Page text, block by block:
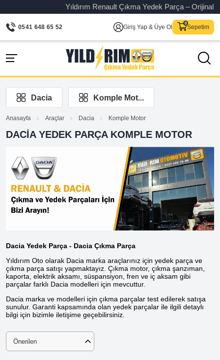
Yıldırım Renault Çıkma Yedek Parça – Orijinal ve
0541 648 65 52 Giriş Yap & Üye Ol Sepetim
Dacia Komple Mot...
Anasayfa Araçlar Dacia Komple Motor
DACIA YEDEK PARÇA KOMPLE MOTOR
Dacia Yedek Parça - Dacia Çıkma Parça
Yıldırım Oto olarak Dacia marka araçlarınız için yedek parça ve
çıkma parça satışı yapmaktayız. Çıkma motor, çıkma şanzıman,
kaporta, elektrik aksamı, süspansiyon, fren ve iç aksam gibi
parçalar farklı Dacia modelleri için mevcuttur.
Dacia marka ve modelleri için çıkma parçalar test edilerek satışa
sunulur. Garanti kapsamında olan yedek parçalar ile ilgili detaylı
bilgi için bizimle iletişime geçebilirsiniz.
Önerilen